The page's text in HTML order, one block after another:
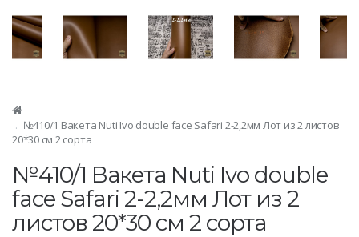
№410/1 Вакета Nuti Ivo double face Safari 2-2,2мм Лот из 2 листов
20*30 см 2 сорта
№410/1 Вакета Nuti Ivo double
face Safari 2-2,2мм Лот из 2
листов 20*30 см 2 сорта